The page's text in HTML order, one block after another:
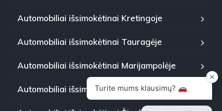
Automobiliai išsimokėtinai Kretingoje
Automobiliai išsimokėtinai Tauragėje
Automobiliai išsimokėtinai Marijampolėje
Automobiliai išsimokėtinai Panevėžyje